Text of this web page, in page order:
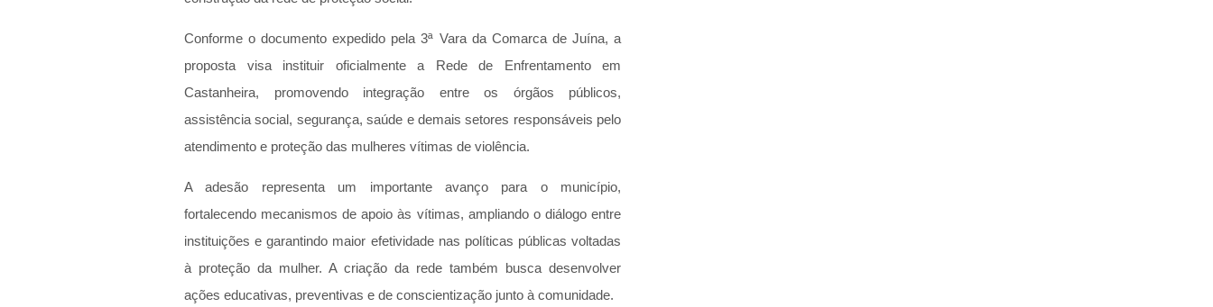
Conforme o documento expedido pela 3ª Vara da Comarca de Juína, a
proposta visa instituir oficialmente a Rede de Enfrentamento em
Castanheira, promovendo integração entre os órgãos públicos,
assistência social, segurança, saúde e demais setores responsáveis pelo
atendimento e proteção das mulheres vítimas de violência.
A adesão representa um importante avanço para o município,
fortalecendo mecanismos de apoio às vítimas, ampliando o diálogo entre
instituições e garantindo maior efetividade nas políticas públicas voltadas
à proteção da mulher. A criação da rede também busca desenvolver
ações educativas, preventivas e de conscientização junto à comunidade.